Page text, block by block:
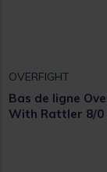
OVERFIGHT
Bas de ligne
With Rattler 8/0